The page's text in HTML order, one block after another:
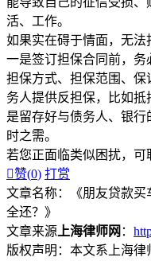
活、工作。
如果实在碍于情面，无法
一是签订担保合同前，
担保方式、担保范围、
务人提供反担保，比如
是留存好与债务人、银
时之需。
若您正面临类似困扰，可
赞(0) 打赏
文章名称：《朋友贷款
全还？》
文章来源 上海律师网 ：
版权声明：本文系上海